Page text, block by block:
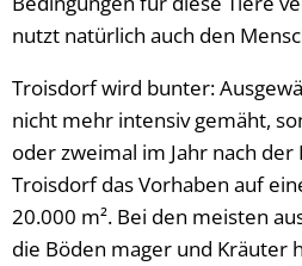
nutzt natürlich auch den
Troisdorf wird bunter:
nicht mehr intensiv gemäht,
oder zweimal im Jahr nach
Troisdorf das Vorhaben auf
20.000 m². Bei den meisten
die Böden mager und Kräuter